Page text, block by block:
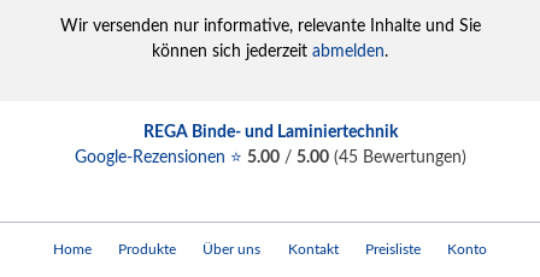
Wir versenden nur informative, relevante Inhalte und Sie
können sich jederzeit abmelden.
Home Produkte Über uns Kontakt Preisliste Konto
REGA Binde- und Laminiertechnik
Google-Rezensionen ⭐ 5.00/ 5.00(45Bewertungen)